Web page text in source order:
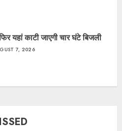
यहां काटी जाएगी चार घंटे बिजली
7, 2026